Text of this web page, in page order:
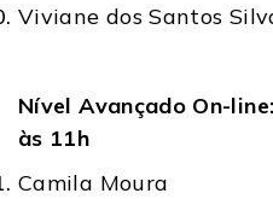
Viviane dos Santos
Nível Avançado On-
às 11h
Camila Moura